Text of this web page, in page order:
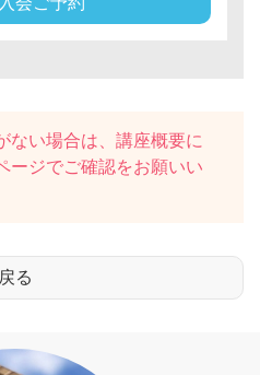
ない場合は、講座概要に
ージでご確認をお願いい